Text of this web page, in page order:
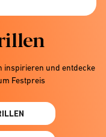
inspirieren und entdecke
Festpreis